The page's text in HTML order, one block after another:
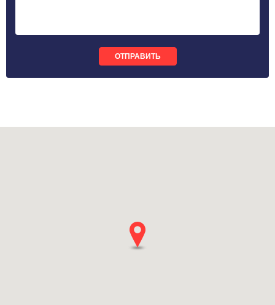
ОТПРАВИТЬ